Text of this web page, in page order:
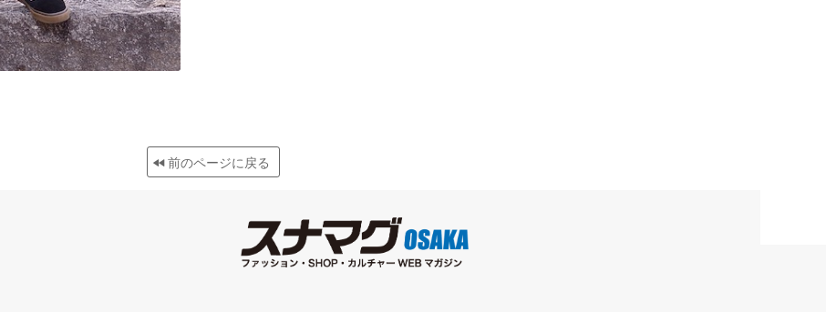
前のページに戻る